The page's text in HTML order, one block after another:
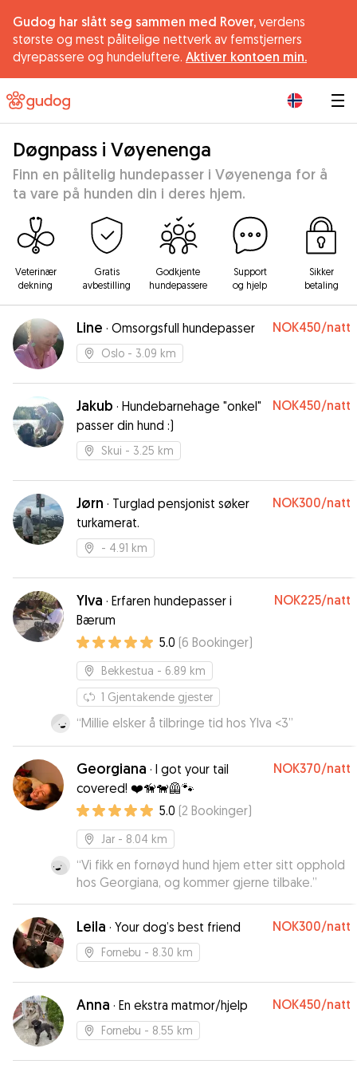
Gudog har slått seg sammen med Rover, verdens
største og mest pålitelige nettverk av femstjerners
dyrepassere og hundeluftere. Aktiver kontoen min.
Døgnpass i Vøyenenga
Finn en pålitelig hundepasser i Vøyenenga for å
ta vare på hunden din i deres hjem.
Veterinær
dekning
Gratis
avbestilling
Godkjente
hundepassere
Support
og hjelp
Sikker
betaling
Line · Omsorgsfull hundepasser NOK450/natt
Oslo - 3.09 km
Jakub · Hundebarnehage "onkel"
passer din hund :)
NOK450/natt
Skui - 3.25 km
Jørn · Turglad pensjonist søker
turkamerat.
NOK300/natt
- 4.91 km
Ylva · Erfaren hundepasser i
Bærum
NOK225/natt
5.0 (6 Bookinger)
Bekkestua - 6.89 km
1 Gjentakende gjester
“Millie elsker å tilbringe tid hos Ylva <3”
Georgiana · I got your tail
covered! ❤️🦮🐕‍🦺🐾
NOK370/natt
5.0 (2 Bookinger)
Jar - 8.04 km
“Vi fikk en fornøyd hund hjem etter sitt opphold
hos Georgiana, og kommer gjerne tilbake.”
Leila · Your dog’s best friend NOK300/natt
Fornebu - 8.30 km
Anna · En ekstra matmor/hjelp NOK450/natt
Fornebu - 8.55 km